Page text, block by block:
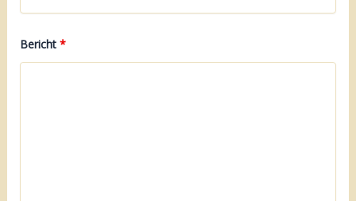
Bericht *